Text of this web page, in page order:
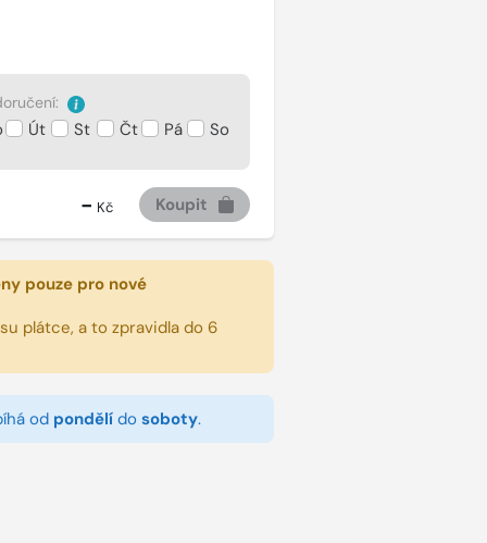
Út St Čt Pá So
- Kč Koupit
pouze pro nové
plátce, a to zpravidla do 6
od pondělído soboty.